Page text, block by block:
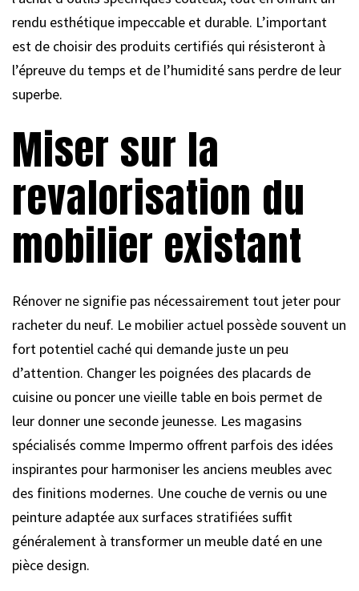
rendu esthétique impeccable et durable. L’important
est de choisir des produits certifiés qui résisteront à
l’épreuve du temps et de l’humidité sans perdre de leur
superbe.
Miser sur la
revalorisation du
mobilier existant
Rénover ne signifie pas nécessairement tout jeter pour
racheter du neuf. Le mobilier actuel possède souvent un
fort potentiel caché qui demande juste un peu
d’attention. Changer les poignées des placards de
cuisine ou poncer une vieille table en bois permet de
leur donner une seconde jeunesse. Les magasins
spécialisés comme Impermo offrent parfois des idées
inspirantes pour harmoniser les anciens meubles avec
des finitions modernes. Une couche de vernis ou une
peinture adaptée aux surfaces stratifiées suffit
généralement à transformer un meuble daté en une
pièce design.